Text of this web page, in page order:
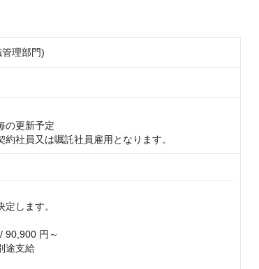
理部門)
の更新予定
社員又は嘱託社員雇用となります。
します。
90,900 円～
途支給